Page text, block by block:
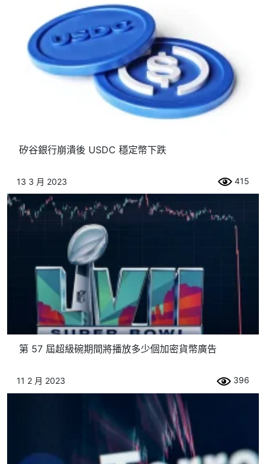
矽谷銀行崩潰後 USDC 穩定幣下跌
13 3 月 2023 415
第 57 屆超級碗期間將播放多少個加密貨幣廣告
11 2 月 2023 396